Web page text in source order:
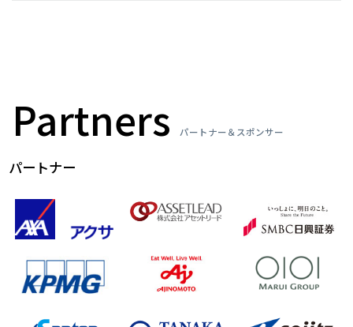
Partners パートナー＆スポンサー
パートナー